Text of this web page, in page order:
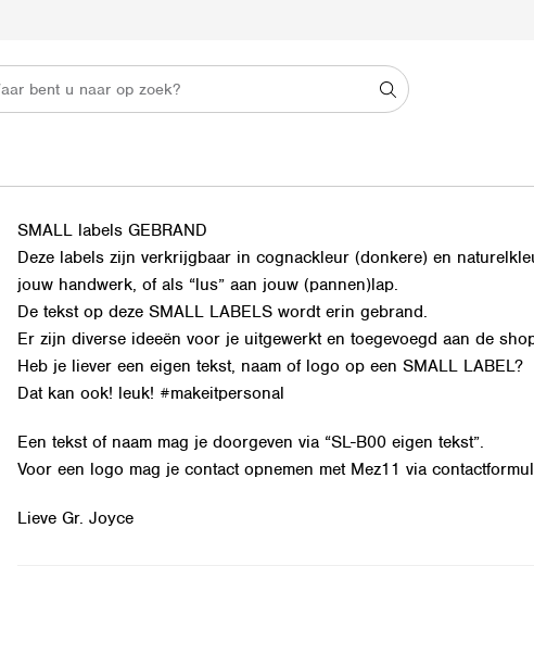
SMALL labels GEBRAND
Deze labels zijn verkrijgbaar in cognackleur (donkere) en
jouw handwerk, of als “lus” aan jouw (pannen)lap.
De tekst op deze SMALL LABELS wordt erin gebrand.
Er zijn diverse ideeën voor je uitgewerkt en toegevoegd aan de
Heb je liever een eigen tekst, naam of logo op een SMALL LABEL?
Dat kan ook! leuk! #makeitpersonal
Een tekst of naam mag je doorgeven via “SL-B00 eigen tekst”.
Voor een logo mag je contact opnemen met Mez11 via
Lieve Gr. Joyce